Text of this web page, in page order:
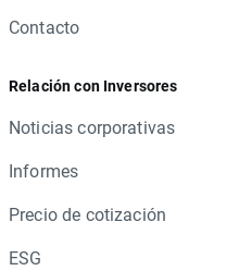
Contacto
Relación con Inversores
Noticias corporativas
Informes
Precio de cotización
ESG